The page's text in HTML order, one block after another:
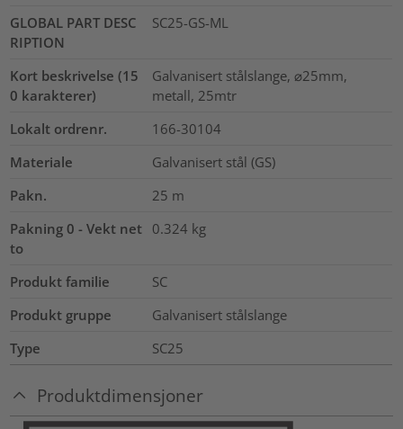
GLOBAL PART DESC
RIPTION
SC25-GS-ML
Kort beskrivelse (15
0 karakterer)
Galvanisert stålslange, ⌀25mm,
metall, 25mtr
Lokalt ordrenr.
166-30104
Materiale
Galvanisert stål (GS)
Pakn.
25 m
Pakning 0 - Vekt net
to
0.324 kg
Produkt familie
SC
Produkt gruppe
Galvanisert stålslange
Type
SC25
Produktdimensjoner